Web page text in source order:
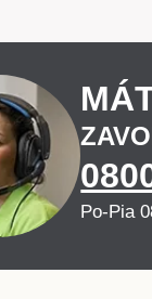
Po-Pia